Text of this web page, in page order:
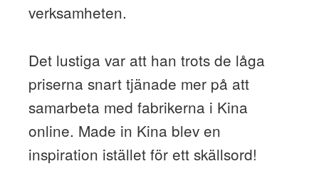
verksamheten.
Det lustiga var att han trots de låga
priserna snart tjänade mer på att
samarbeta med fabrikerna i Kina
online. Made in Kina blev en
inspiration istället för ett skällsord!